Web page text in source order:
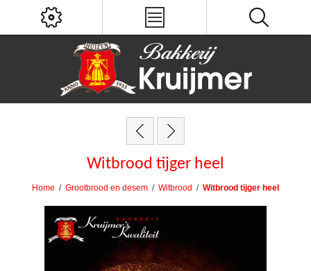
Witbrood tijger heel
Home / Grootbrood en desem / Witbrood / Witbrood tijger heel